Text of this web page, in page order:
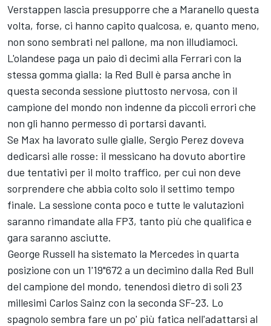
Verstappen lascia presupporre che a Maranello questa
volta, forse, ci hanno capito qualcosa, e, quanto meno,
non sono sembrati nel pallone, ma non illudiamoci.
L'olandese paga un paio di decimi alla Ferrari con la
stessa gomma gialla: la Red Bull è parsa anche in
questa seconda sessione piuttosto nervosa, con il
campione del mondo non indenne da piccoli errori che
non gli hanno permesso di portarsi davanti.
Se Max ha lavorato sulle gialle, Sergio Perez doveva
dedicarsi alle rosse: il messicano ha dovuto abortire
due tentativi per il molto traffico, per cui non deve
sorprendere che abbia colto solo il settimo tempo
finale. La sessione conta poco e tutte le valutazioni
saranno rimandate alla FP3, tanto più che qualifica e
gara saranno asciutte.
George Russell ha sistemato la Mercedes in quarta
posizione con un 1'19"672 a un decimino dalla Red Bull
del campione del mondo, tenendosi dietro di soli 23
millesimi Carlos Sainz con la seconda SF-23. Lo
spagnolo sembra fare un po' più fatica nell'adattarsi al